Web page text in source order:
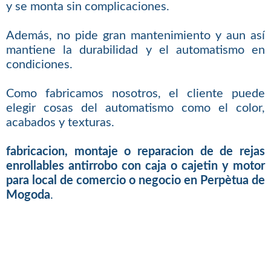
y se monta sin complicaciones.
Además, no pide gran mantenimiento y aun así
mantiene la durabilidad y el automatismo en
condiciones.
Como fabricamos nosotros, el cliente puede
elegir cosas del automatismo como el color,
acabados y texturas.
fabricacion, montaje o reparacion de de rejas
enrollables antirrobo con caja o cajetin y motor
para local de comercio o negocio en Perpètua de
Mogoda.